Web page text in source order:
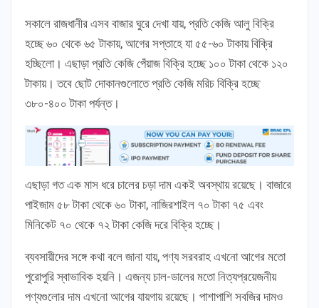
সকালে রাজধানীর এসব বাজার ঘুরে দেখা যায়, প্রতি কেজি আলু বিক্রি
হচ্ছে ৬০ থেকে ৬৫ টাকায়, আগের সপ্তাহে যা ৫৫-৬০ টাকায় বিক্রি
হচ্ছিলো। এছাড়া প্রতি কেজি পেঁয়াজ বিক্রি হচ্ছে ১০০ টাকা থেকে ১২০
টাকায়। তবে ছোট দোকানগুলোতে প্রতি কেজি মরিচ বিক্রি হচ্ছে
৩৮০-৪০০ টাকা পর্যন্ত।
এছাড়া গত এক মাস ধরে চালের চড়া দাম একই অবস্থায় রয়েছে। বাজারে
পাইজাম ৫৮ টাকা থেকে ৬০ টাকা, নাজিরশাইল ৭০ টাকা ৭৫ এবং
মিনিকেট ৭০ থেকে ৭২ টাকা কেজি দরে বিক্রি হচ্ছে।
ব্যবসায়ীদের সঙ্গে কথা বলে জানা যায়, পণ্য সরবরাহ এখনো আগের মতো
পুরোপুরি স্বাভাবিক হয়নি। এজন্য চাল-ডালের মতো নিত্যপ্রয়েজনীয়
পণ্যগুলোর দাম এখনো আগের যায়গায় রয়েছে। পাশাপাশি সবজির দামও